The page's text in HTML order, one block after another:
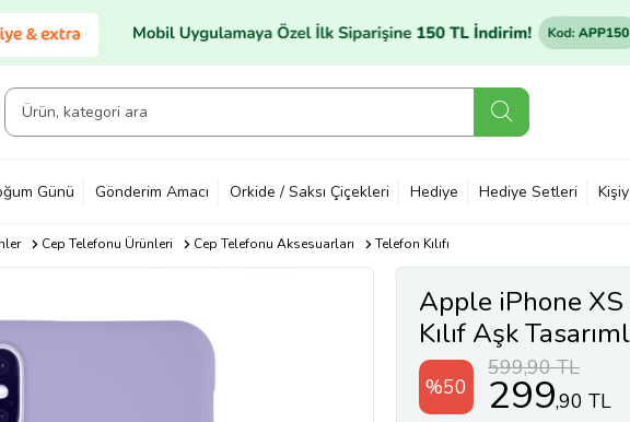
Günü Gönderim Amacı Orkide / Saksı Çiçekleri Hediye Hediye Setleri
Cep Telefonu Ürünleri Cep Telefonu Aksesuarları Telefon Kılıfı
Apple iPhone
Kılıf Aşk
(Şeffaf)
%50
599,90 TL
299,90 TL